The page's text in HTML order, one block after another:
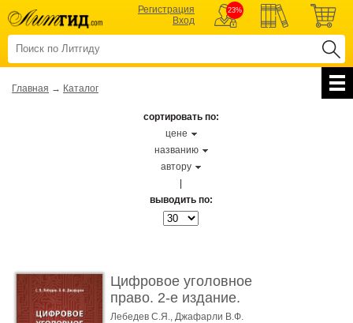
Регистрация
Вход
23%
Главная → Каталог
сортировать по:
цене
названию
автору
выводить по:
Цифровое уголовное
право. 2-е издание.
Монограф ...
Лебедев С.Я., Джафарли В.Ф.